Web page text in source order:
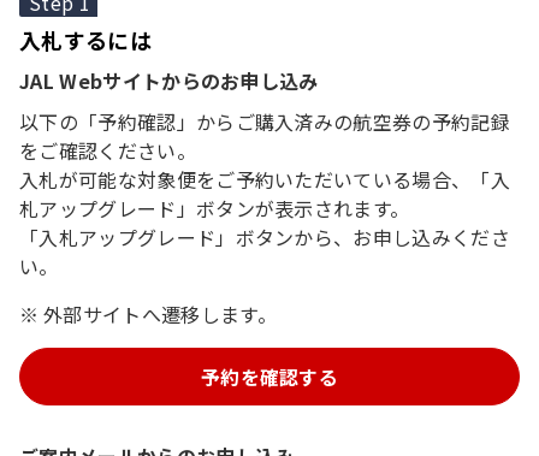
入札するには
JAL Webサイトからのお申し込み
以下の「予約確認」からご購入済みの航空券の予約記録
をご確認ください。
入札が可能な対象便をご予約いただいている場合、「入
札アップグレード」ボタンが表示されます。
「入札アップグレード」ボタンから、お申し込みくださ
い。
外部サイトへ遷移します。
予約を確認する